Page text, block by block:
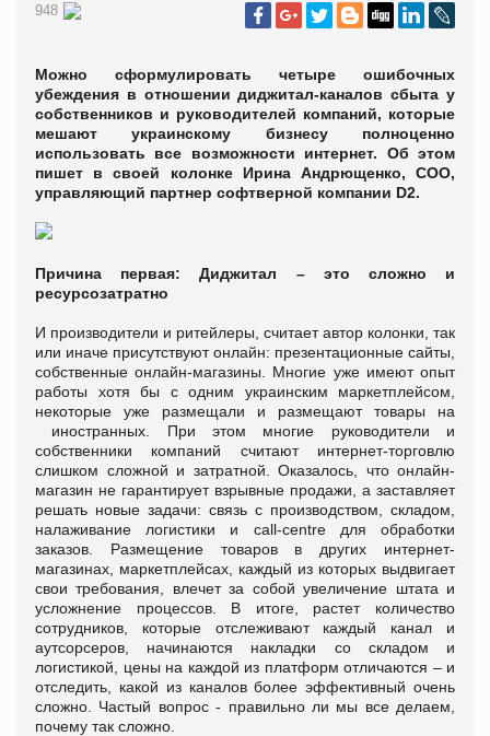
948
Можно сформулировать четыре ошибочных
убеждения в отношении диджитал-каналов сбыта у
собственников и руководителей компаний, которые
мешают украинскому бизнесу полноценно
использовать все возможности интернет. Об этом
пишет в своей колонке Ирина Андрющенко, COO,
управляющий партнер софтверной компании D2.
Причина первая:Диджитал – это сложно и
ресурсозатратно
И производители и ритейлеры, считает автор колонки, так
или иначе присутствуют онлайн: презентационные сайты,
собственные онлайн-магазины. Многие уже имеют опыт
работы хотя бы с одним украинским маркетплейсом,
некоторые уже размещали и размещают товары на
иностранных. При этом многие руководители и
собственники компаний считают интернет-торговлю
слишком сложной и затратной. Оказалось, что онлайн-
магазин не гарантирует взрывные продажи, а заставляет
решать новые задачи: связь с производством, складом,
налаживание логистики и call-centre для обработки
заказов. Размещение товаров в других интернет-
магазинах, маркетплейсах, каждый из которых выдвигает
свои требования, влечет за собой увеличение штата и
усложнение процессов. В итоге, растет количество
сотрудников, которые отслеживают каждый канал и
аутсорсеров, начинаются накладки со складом и
логистикой, цены на каждой из платформ отличаются – и
отследить, какой из каналов более эффективный очень
сложно. Частый вопрос - правильно ли мы все делаем,
почему так сложно.